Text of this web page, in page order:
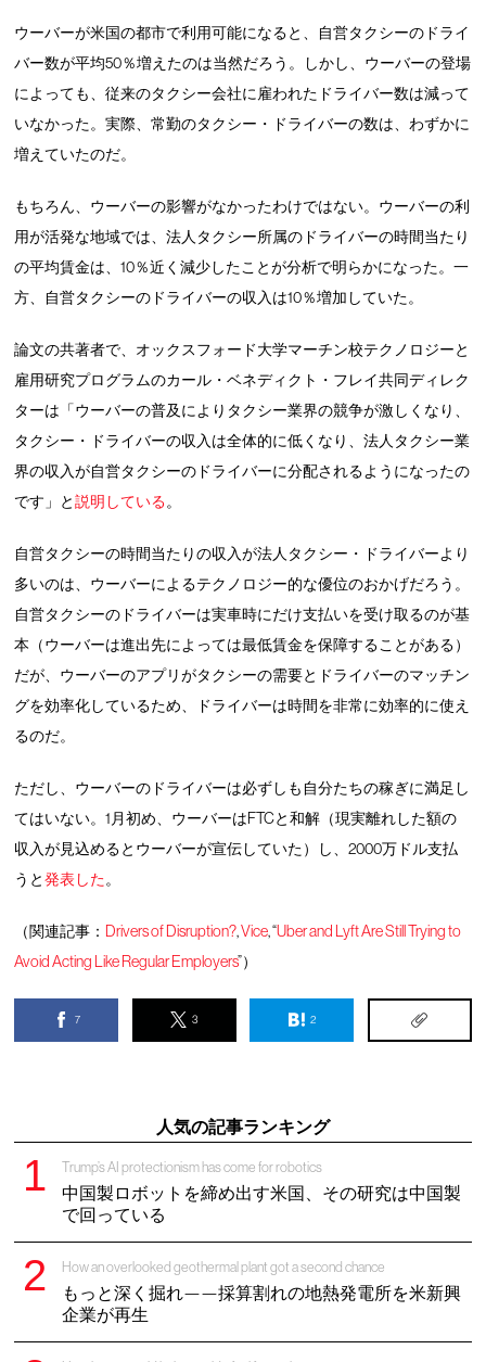
ウーバーが米国の都市で利用可能になると、自営タクシーのドライ
バー数が平均50％増えたのは当然だろう。しかし、ウーバーの登場
によっても、従来のタクシー会社に雇われたドライバー数は減って
いなかった。実際、常勤のタクシー・ドライバーの数は、わずかに
増えていたのだ。
もちろん、ウーバーの影響がなかったわけではない。ウーバーの利
用が活発な地域では、法人タクシー所属のドライバーの時間当たり
の平均賃金は、10％近く減少したことが分析で明らかになった。一
方、自営タクシーのドライバーの収入は10％増加していた。
論文の共著者で、オックスフォード大学マーチン校テクノロジーと
雇用研究プログラムのカール・ベネディクト・フレイ共同ディレク
ターは「ウーバーの普及によりタクシー業界の競争が激しくなり、
タクシー・ドライバーの収入は全体的に低くなり、法人タクシー業
界の収入が自営タクシーのドライバーに分配されるようになったの
です」と説明している。
自営タクシーの時間当たりの収入が法人タクシー・ドライバーより
多いのは、ウーバーによるテクノロジー的な優位のおかげだろう。
自営タクシーのドライバーは実車時にだけ支払いを受け取るのが基
本（ウーバーは進出先によっては最低賃金を保障することがある）
だが、ウーバーのアプリがタクシーの需要とドライバーのマッチン
グを効率化しているため、ドライバーは時間を非常に効率的に使え
るのだ。
ただし、ウーバーのドライバーは必ずしも自分たちの稼ぎに満足し
てはいない。1月初め、ウーバーはFTCと和解（現実離れした額の
収入が見込めるとウーバーが宣伝していた）し、2000万ドル支払
うと発表した。
（関連記事： Drivers of Disruption?,Vice, “Uber and Lyft Are Still Trying to
Avoid Acting Like Regular Employers”）
7 3 2
人気の記事ランキング
Trump’s AI protectionism has come for robotics
中国製ロボットを締め出す米国、その研究は中国製
で回っている
How an overlooked geothermal plant got a second chance
もっと深く掘れ——採算割れの地熱発電所を米新興
企業が再生